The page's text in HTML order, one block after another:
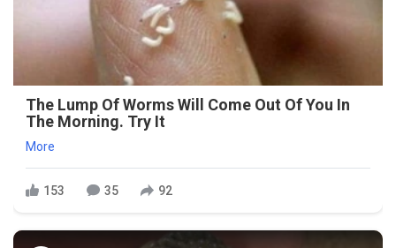
The Lump Of Worms Will Come Out Of You In
The Morning. Try It
More
153 35 92